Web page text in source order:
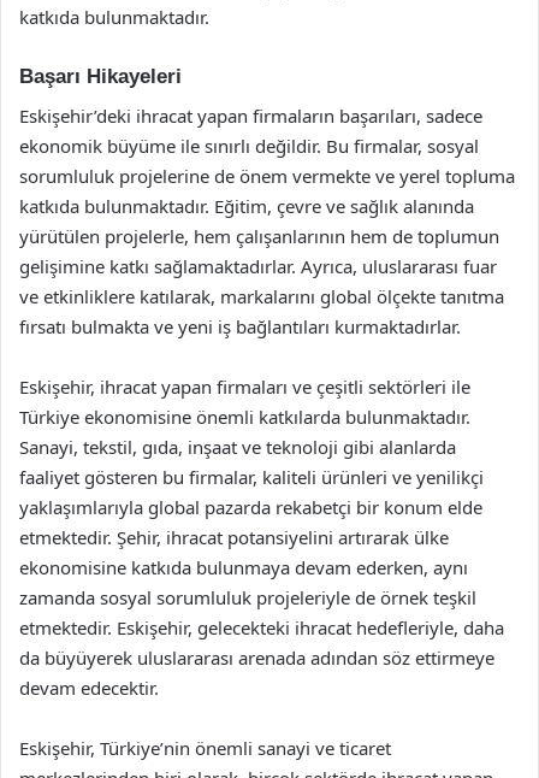
katkıda bulunmaktadır.
Başarı Hikayeleri
Eskişehir’deki ihracat yapan firmaların başarıları, sadece
ekonomik büyüme ile sınırlı değildir. Bu firmalar, sosyal
sorumluluk projelerine de önem vermekte ve yerel topluma
katkıda bulunmaktadır. Eğitim, çevre ve sağlık alanında
yürütülen projelerle, hem çalışanlarının hem de toplumun
gelişimine katkı sağlamaktadırlar. Ayrıca, uluslararası fuar
ve etkinliklere katılarak, markalarını global ölçekte tanıtma
fırsatı bulmakta ve yeni iş bağlantıları kurmaktadırlar.
Eskişehir, ihracat yapan firmaları ve çeşitli sektörleri ile
Türkiye ekonomisine önemli katkılarda bulunmaktadır.
Sanayi, tekstil, gıda, inşaat ve teknoloji gibi alanlarda
faaliyet gösteren bu firmalar, kaliteli ürünleri ve yenilikçi
yaklaşımlarıyla global pazarda rekabetçi bir konum elde
etmektedir. Şehir, ihracat potansiyelini artırarak ülke
ekonomisine katkıda bulunmaya devam ederken, aynı
zamanda sosyal sorumluluk projeleriyle de örnek teşkil
etmektedir. Eskişehir, gelecekteki ihracat hedefleriyle, daha
da büyüyerek uluslararası arenada adından söz ettirmeye
devam edecektir.
Eskişehir, Türkiye’nin önemli sanayi ve ticaret